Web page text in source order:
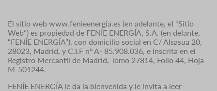
El sitio web www.fenieenergia.es (en adelante, el “Sitio
Web”) es propiedad de FENÍE ENERGÍA, S.A. (en delante,
“FENÍE ENERGÍA”), con domicilio social en C/ Alsasua 20,
28023, Madrid, y C.I.F nº A- 85.908.036, e inscrita en el
Registro Mercantil de Madrid, Tomo 27814, Folio 44, Hoja
M-501244.
FENÍE ENERGÍA le da la bienvenida y le invita a leer